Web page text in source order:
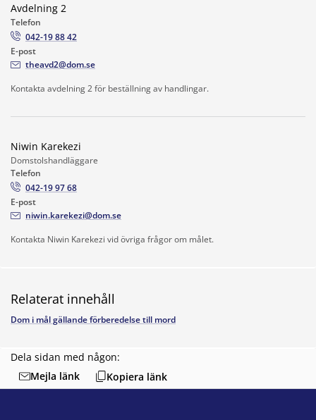
Dela sidan med någon:
Mejla länk
Kopiera länk
Avdelning 2
Telefon
042-19 88 42
E-post
theavd2@dom.se
Kontakta avdelning 2 för beställning av handlingar.
Niwin Karekezi
Domstolshandläggare
Telefon
042-19 97 68
E-post
niwin.karekezi@dom.se
Kontakta Niwin Karekezi vid övriga frågor om målet.
Relaterat innehåll
Dom i mål gällande förberedelse till mord